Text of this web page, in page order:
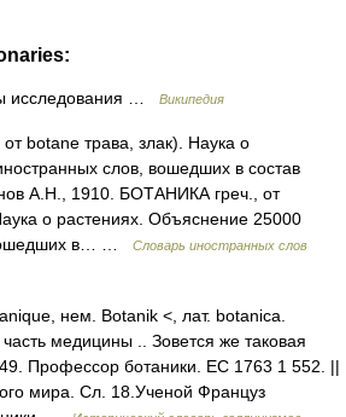
исследования … Википедия
botane трава, злак). Наука о
слов, вошедших в состав
А.Н., 1910. БОТАНИКА греч., от
о растениях. Объяснение 25000
в… …
Словарь иностранных слов
нем. Botanik <, лат. botanica.
медицины .. Зовется же таковая
Профессор ботаники. ЕС 1763 1 552. ||
мира. Сл. 18.Ученой Француз